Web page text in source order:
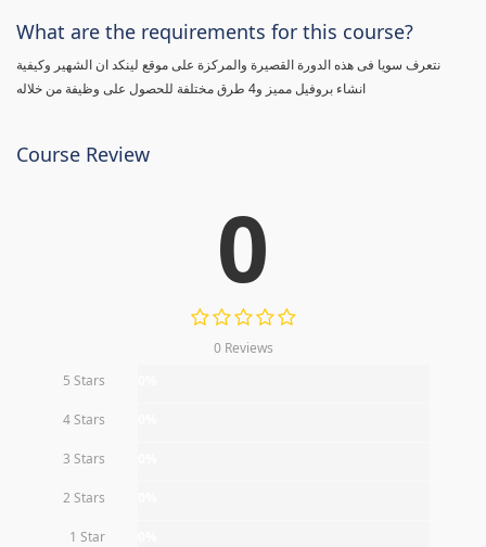
What are the requirements for this course?
نتعرف سويا فى هذه الدورة القصيرة والمركزة على موقع لينكد ان الشهير وكيفية
انشاء بروفيل مميز و4 طرق مختلفة للحصول على وظيفة من خلاله
Course Review
0
0 Reviews
5 Stars
4 Stars
3 Stars
2 Stars
1 Star